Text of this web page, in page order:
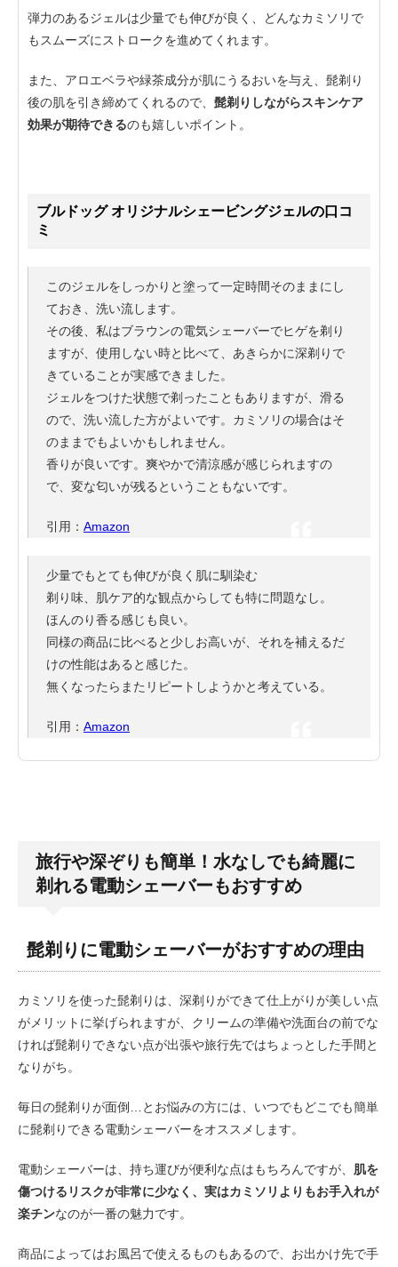
弾力のあるジェルは少量でも伸びが良く、どんなカミソリで
もスムーズにストロークを進めてくれます。
また、アロエベラや緑茶成分が肌にうるおいを与え、髭剃り
後の肌を引き締めてくれるので、 髭剃りしながらスキンケア
効果が期待できるのも嬉しいポイント。
ブルドッグ オリジナルシェービングジェルの口コ
ミ
このジェルをしっかりと塗って一定時間そのままにし
ておき、洗い流します。
その後、私はブラウンの電気シェーバーでヒゲを剃り
ますが、使用しない時と比べて、あきらかに深剃りで
きていることが実感できました。
ジェルをつけた状態で剃ったこともありますが、滑る
ので、洗い流した方がよいです。カミソリの場合はそ
のままでもよいかもしれません。
香りが良いです。爽やかで清涼感が感じられますの
で、変な匂いが残るということもないです。
引用： Amazon
少量でもとても伸びが良く肌に馴染む
剃り味、肌ケア的な観点からしても特に問題なし。
ほんのり香る感じも良い。
同様の商品に比べると少しお高いが、それを補えるだ
けの性能はあると感じた。
無くなったらまたリピートしようかと考えている。
引用： Amazon
旅行や深ぞりも簡単！水なしでも綺麗に
剃れる電動シェーバーもおすすめ
髭剃りに電動シェーバーがおすすめの理由
カミソリを使った髭剃りは、深剃りができて仕上がりが美しい点
がメリットに挙げられますが、クリームの準備や洗面台の前でな
ければ髭剃りできない点が出張や旅行先ではちょっとした手間と
なりがち。
毎日の髭剃りが面倒…とお悩みの方には、いつでもどこでも簡単
に髭剃りできる電動シェーバーをオススメします。
電動シェーバーは、持ち運びが便利な点はもちろんですが、 肌を
傷つけるリスクが非常に少なく、実はカミソリよりもお手入れが
楽チンなのが一番の魅力です。
商品によってはお風呂で使えるものもあるので、お出かけ先で手